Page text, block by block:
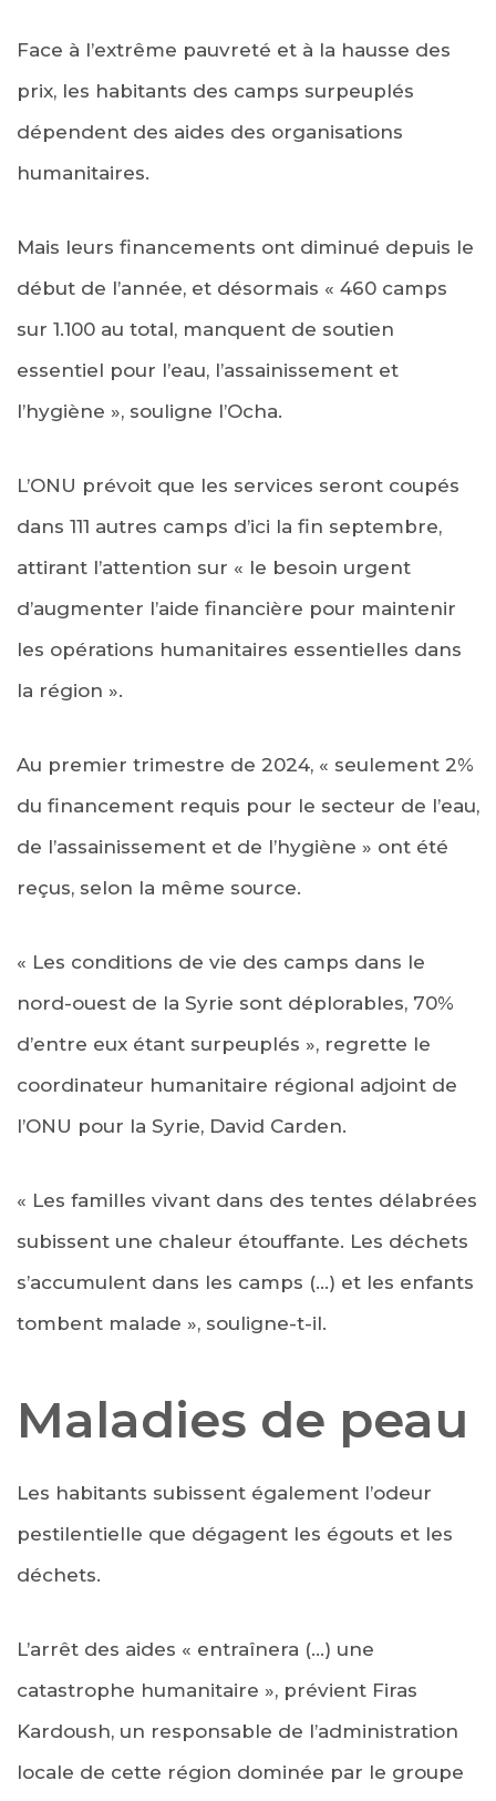
Face à l’extrême pauvreté et à la hausse des
prix, les habitants des camps surpeuplés
dépendent des aides des organisations
humanitaires.
Mais leurs financements ont diminué depuis le
début de l’année, et désormais « 460 camps
sur 1.100 au total, manquent de soutien
essentiel pour l’eau, l’assainissement et
l’hygiène », souligne l’Ocha.
L’ONU prévoit que les services seront coupés
dans 111 autres camps d’ici la fin septembre,
attirant l’attention sur « le besoin urgent
d’augmenter l’aide financière pour maintenir
les opérations humanitaires essentielles dans
la région ».
Au premier trimestre de 2024, « seulement 2%
du financement requis pour le secteur de l’eau,
de l’assainissement et de l’hygiène » ont été
reçus, selon la même source.
« Les conditions de vie des camps dans le
nord-ouest de la Syrie sont déplorables, 70%
d’entre eux étant surpeuplés », regrette le
coordinateur humanitaire régional adjoint de
l’ONU pour la Syrie, David Carden.
« Les familles vivant dans des tentes délabrées
subissent une chaleur étouffante. Les déchets
s’accumulent dans les camps (…) et les enfants
tombent malade », souligne-t-il.
Maladies de peau
Les habitants subissent également l’odeur
pestilentielle que dégagent les égouts et les
déchets.
L’arrêt des aides « entraînera (…) une
catastrophe humanitaire », prévient Firas
Kardoush, un responsable de l’administration
locale de cette région dominée par le groupe